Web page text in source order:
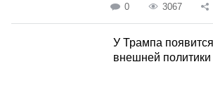
0 3067
У Трампа
внешней политики